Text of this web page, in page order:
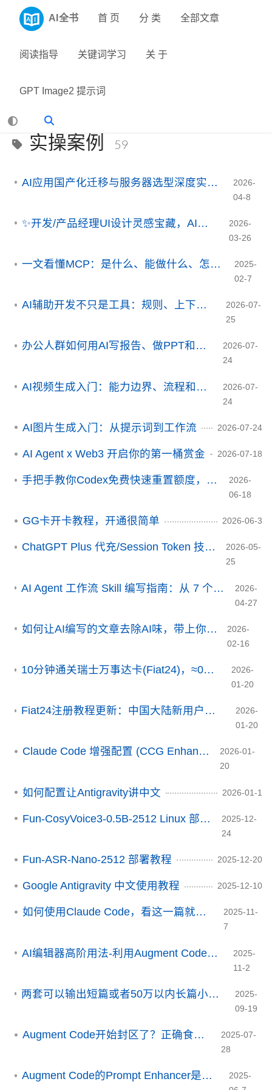
AI全书 首 页 分 类 全部文章
阅读指导 关键词学习 关 于
GPT Image2 提示词
实操案例 59
AI应用国产化迁移与服务器选型深度实战指南（2026版）
2026-
04-8
✨开发/产品经理UI设计灵感宝藏，AI提示词给你写好了
2026-
03-26
一文看懂MCP：是什么、能做什么、怎么用（2026年更新）
2025-
02-7
AI辅助开发不只是工具：规则、上下文和评测体系
2026-07-
25
办公人群如何用AI写报告、做PPT和整理资料
2026-07-
24
AI视频生成入门：能力边界、流程和常见误区
2026-07-
24
AI图片生成入门：从提示词到工作流 2026-07-24
AI Agent x Web3 开启你的第一桶赏金 2026-07-18
手把手教你Codex免费快速重置额度，让你的Token翻倍
2026-
06-18
GG卡开卡教程，开通很简单 2026-06-3
ChatGPT Plus 代充/Session Token 技术原理调研
2026-05-
25
AI Agent 工作流 Skill 编写指南：从 7 个顶级案例提炼的 5 种核心模式
2026-
04-27
如何让AI编写的文章去除AI味，带上你个人的味道？
2026-
02-16
10分钟通关瑞士万事达卡(Fiat24)，≈0成本，从此绑卡不求人
2026-
01-20
Fiat24注册教程更新：中国大陆新用户注册目前暂停（2026年7月核验）
2026-
01-20
Claude Code 增强配置 (CCG Enhanced)
2026-01-
20
如何配置让Antigravity讲中文 2026-01-1
Fun-CosyVoice3-0.5B-2512 Linux 部署指南
2025-12-
24
Fun-ASR-Nano-2512 部署教程 2025-12-20
Google Antigravity 中文使用教程 2025-12-10
如何使用Claude Code，看这一篇就够了
2025-11-
7
AI编辑器高阶用法-利用Augment Code排查生产环境问题
2025-
11-2
两套可以输出短篇或者50万以内长篇小说的prompt，支持gemini2.5pro
2025-
09-19
Augment Code开始封区了？正确食用方法
2025-07-
28
Augment Code的Prompt Enhancer是什么功能？
2025-